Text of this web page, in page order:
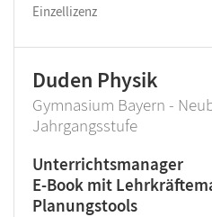
Einzellizenz
Duden Physik
Gymnasium Bayern -
Jahrgangsstufe
Unterrichtsmanager
E-Book mit
Planungstools